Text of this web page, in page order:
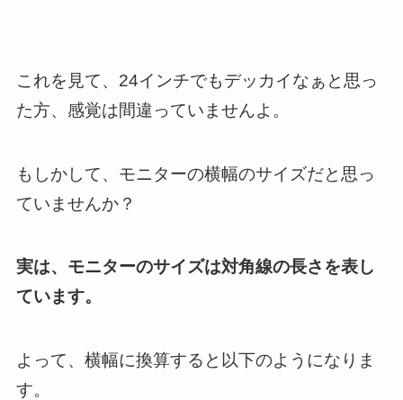
これを見て、24インチでもデッカイなぁと思っ
た方、感覚は間違っていませんよ。
もしかして、モニターの横幅のサイズだと思っ
ていませんか？
実は、モニターのサイズは対角線の長さを表し
ています。
よって、横幅に換算すると以下のようになりま
す。